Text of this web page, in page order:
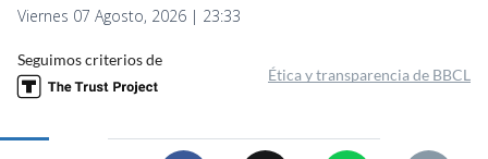
Viernes 07 Agosto, 2026 | 23:33
Seguimos criterios de
Ética y transparencia de BBCL